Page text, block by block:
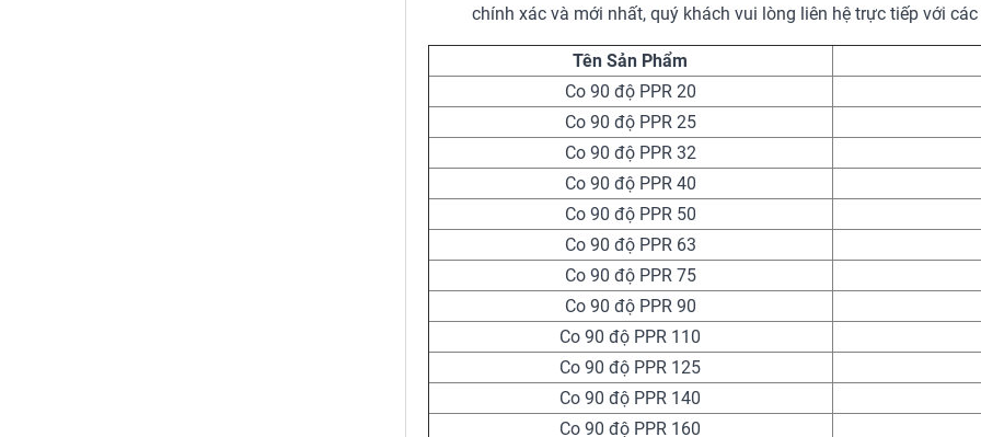
chính xác và mới nhất, quý khách vui lòng liên hệ trực tiếp với
Tên Sản Phẩm
Co 90 độ PPR 20
Co 90 độ PPR 25
Co 90 độ PPR 32
Co 90 độ PPR 40
Co 90 độ PPR 50
Co 90 độ PPR 63
Co 90 độ PPR 75
Co 90 độ PPR 90
Co 90 độ PPR 110
Co 90 độ PPR 125
Co 90 độ PPR 140
Co 90 độ PPR 160